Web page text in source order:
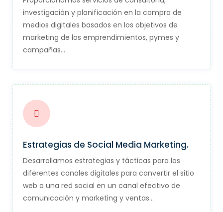
investigación y planificación en la compra de
medios digitales basados en los objetivos de
marketing de los emprendimientos, pymes y
campañas…
Estrategias de Social Media Marketing.
Desarrollamos estrategias y tácticas para los
diferentes canales digitales para convertir el sitio
web o una red social en un canal efectivo de
comunicación y marketing y ventas…